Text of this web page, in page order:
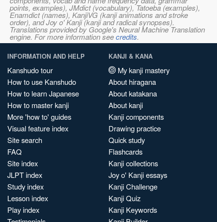
points, examples), JMdict (vocabulary), Tatoeba (examples),
Enamdict (names), KanjiVG (kanji animations and stroke
order), and Joy o' Kanji (kanji and radical synopses).
Translations provided by Google's Neural Machine Translation
engine. For more information seecredits.
INFORMATION AND HELP
Kanshudo tour
How to use Kanshudo
How to learn Japanese
How to master kanji
More 'how to' guides
Visual feature index
Site search
FAQ
Site index
JLPT index
Study index
Lesson index
Play index
KANJI & KANA
My kanji mastery
About hiragana
About katakana
About kanji
Kanji components
Drawing practice
Quick study
Flashcards
Kanji collections
Joy o' Kanji essays
Kanji Challenge
Kanji Quiz
Kanji Keywords